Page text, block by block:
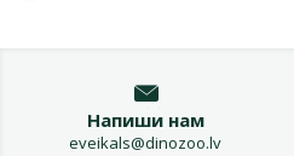
Напиши нам
eveikals@dinozoo.lv